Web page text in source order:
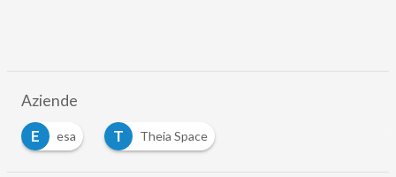
Aziende
E
esa T Theia Space